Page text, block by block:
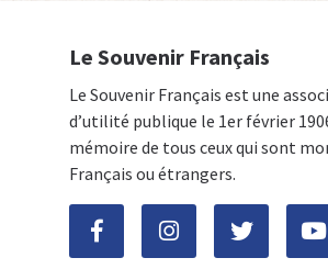
Le Souvenir Français
Le Souvenir Français est une
d’utilité publique le 1er février
mémoire de tous ceux qui sont
Français ou étrangers.